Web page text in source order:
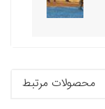
محصولات مرتبط